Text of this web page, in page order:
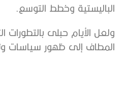
الباليستية وخطط التوسع.
ولعل الأيام حبلى
المطاف إلى ظهور سياسات